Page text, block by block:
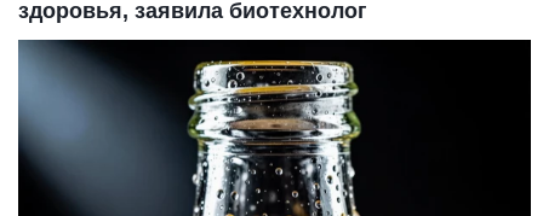
Фастфуд. Вредная еда.
Altapress.ru/Шедеврум.
6 августа 2026 в 15:40
В бургерах семи торговых марок обнаружили
превышение микробиологических норм. В пяти из
них нашли бактерии группы кишечных палочек.
Читать полностью